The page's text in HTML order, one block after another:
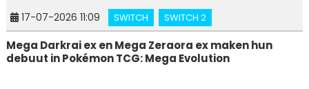
17-07-2026 11:09 SWITCH SWITCH 2
Mega Darkrai ex en Mega Zeraora ex maken hun
debuut in Pokémon TCG: Mega Evolution